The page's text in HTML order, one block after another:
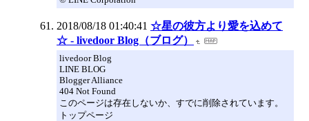
2018/08/18 01:40:41 ☆星の彼方より愛を込めて
☆ - livedoor Blog（ブログ）
livedoor Blog
LINE BLOG
Blogger Alliance
404 Not Found
このページは存在しないか、すでに削除されています。
トップページ